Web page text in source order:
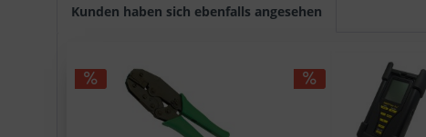
Kunden haben sich ebenfalls angesehen